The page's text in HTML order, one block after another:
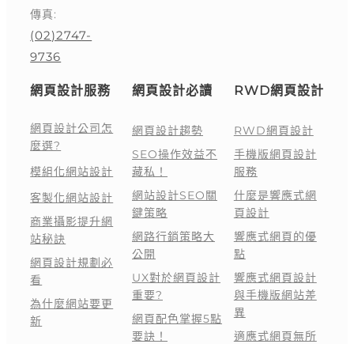
傳真:
(02)2747-
9736
網頁設計服務
網頁設計公司怎
麼選?
模組化網站設計
客製化網站設計
商業攝影提升網
站秘訣
網頁設計規劃必
看
為什麼網站要更
新
網頁設計必讀
網頁設計趨勢
SEO操作效益不
藏私！
網站設計SEO關
鍵策略
網路行銷策略大
公開
UX對於網頁設計
重要?
網頁配色掌握5點
要訣！
RWD網頁設計
RWD網頁設計
手機版網頁設計
服務
什麼是響應式網
頁設計
響應式網頁的優
點
響應式網頁設計
與手機版網站差
異
適應式網頁無所